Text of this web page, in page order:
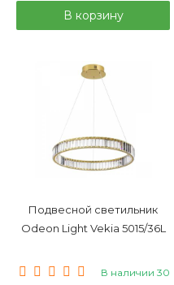
В корзину
Подвесной светильник
Odeon Light Vekia 5015/36L
В наличии 30